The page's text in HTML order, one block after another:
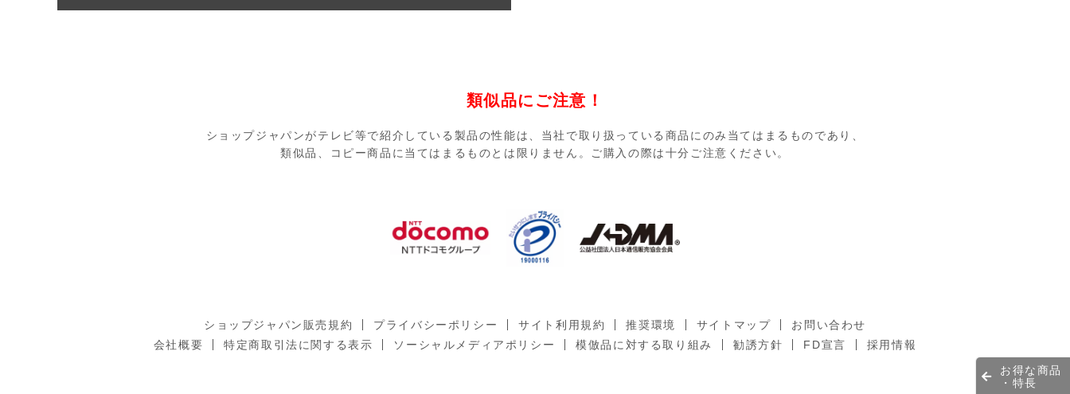
お得な商品
・特長
類似品にご注意！
ショップジャパンがテレビ等で紹介している製品の性能は、当社で取り扱っている商品にのみ当てはまるものであり、
類似品、コピー商品に当てはまるものとは限りません。ご購入の際は十分ご注意ください。
ショップジャパン販売規約 プライバシーポリシー サイト利用規約 推奨環境 サイトマップ
お問い合わせ
会社概要
特定商取引法に関する表示 ソーシャルメディアポリシー 模倣品に対する取り組み 勧誘方針 FD宣言 採用情報